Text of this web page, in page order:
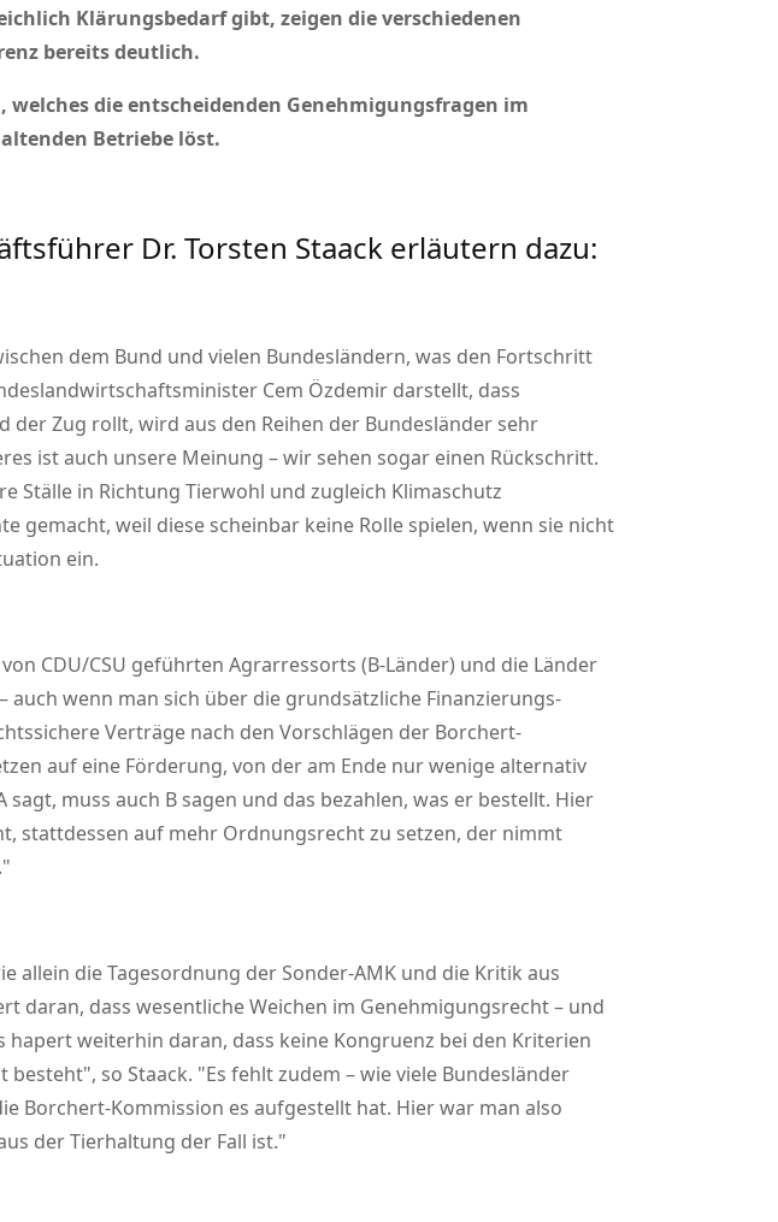
Klärungsbedarf gibt, zeigen die verschiedenen
bereits deutlich.
welches dieentscheiden­den Genehmigungs­fragen im
Betriebe löst.
Dr. Torsten Staack erläutern dazu:
dem Bund und vielen Bundes­ländern, was den Fortschritt
Cem Özdemir darstellt, dass
Zug rollt, wird aus den Reihen der Bundesländer sehr
ist auch unsere Meinung – wir sehen sogar einen Rückschritt.
Ställe in Richtung Tierwohl und zugleich Klimaschutz
weil diese scheinbar keine Rolle spielen, wenn sie nicht
ein.
CDU/CSU geführten Agrarressorts (B-Länder) und die Länder
auch wenn man sich über die grundsätzliche Finanzierungs­
Verträge nach den Vorschlägen der Borchert-
auf eine Förderung, von der am Ende nur wenige alternativ
sagt, muss auch B sagen und das bezahlen, was er bestellt. Hier
stattdessen auf mehr Ordnungsrecht zu setzen, der nimmt
allein die Tagesordnung der Sonder-AMK und die Kritik aus
daran, dass wesentliche Weichen im Genehmigungsrecht – und
weiterhin daran, dass keine Kongruenz bei den Kriterien
besteht , so Staack. Es fehlt zudem – wie viele Bundesländer
Borchert-Kommission es aufgestellt hat. Hier war man also
der Tierhaltung der Fall ist.